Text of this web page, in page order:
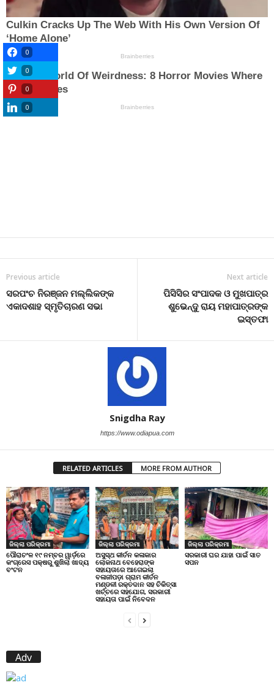
Previous article
ସରପଂଚ ନିରଞ୍ଜନ ମଲ୍ଲିକଙ୍କ
ଏକାଦଶାହ ସ୍ମୃତିଚାରଣ ସଭା
Next article
ପିସିସିର ସଂପାଦକ ଓ ମୁଖପାତ୍ର
ଶୁଭେନ୍ଦୁ ରାୟ ମହାପାତ୍ରଙ୍କ
ଇସ୍ତଫା
Snigdha Ray
https://www.odiapua.com
RELATED ARTICLES MORE FROM AUTHOR
ଜିଲ୍ଲା ପରିକ୍ରମା
ପୌରାଚଂଳ ୧୯ ନମ୍ବର ୱାର୍ଡ଼ରେ
କଂଗ୍ରେସ ପକ୍ଷରୁ ଶୁଖିଲା ଖାଦ୍ୟ
ବଂଟନ
ଜିଲ୍ଲା ପରିକ୍ରମା
ଅସୁସ୍ଥ କୀର୍ତନ କଳାକାର
ଲୋକନାଥ ବେହେରାଙ୍କ
ସହାୟତାରେ ଆଗେଇଲା
ବଳାଜୀପଡ଼ା ଗ୍ରାମ କୀର୍ତନ
ମଣ୍ଡଳୀ ରକ୍ତଦାନ ସହ ଚିକିତ୍ସା
ଖର୍ଚ୍ଚରେ ସହଯୋଗ, ସରକାରୀ
ସହାୟତା ପାଇଁ ନିବେଦନ
ଜିଲ୍ଲା ପରିକ୍ରମା
ସରକାରୀ ଘର ଯାହା ପାଇଁ ସାତ
ସପନ
Adv
0
0
0
0